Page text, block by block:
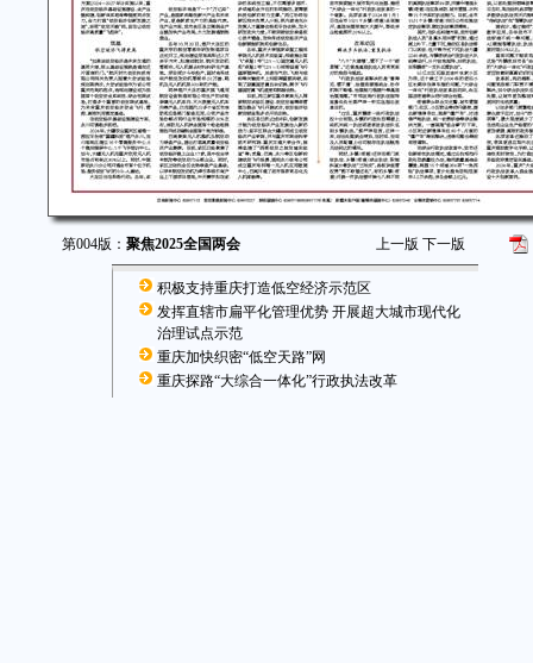
第004版： 聚焦2025全国两会 上一版 下一版
积极支持重庆打造低空经济示范区
发挥直辖市扁平化管理优势 开展超大城市现代化
治理试点示范
重庆加快织密“低空天路”网
重庆探路“大综合一体化”行政执法改革